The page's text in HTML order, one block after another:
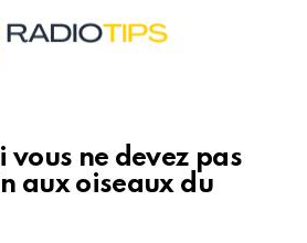
vous ne devez pas
aux oiseaux du